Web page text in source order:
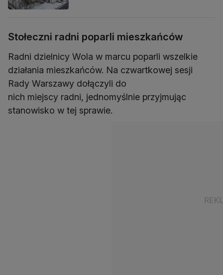
Stołeczni radni poparli mieszkańców
Radni dzielnicy Wola w marcu poparli wszelkie
działania mieszkańców. Na czwartkowej sesji
Rady Warszawy dołączyli do
nich miejscy radni, jednomyślnie przyjmując
stanowisko w tej sprawie.